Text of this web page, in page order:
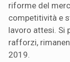
riforme del
competitività e
lavoro attesi. Si
rafforzi,
2019.